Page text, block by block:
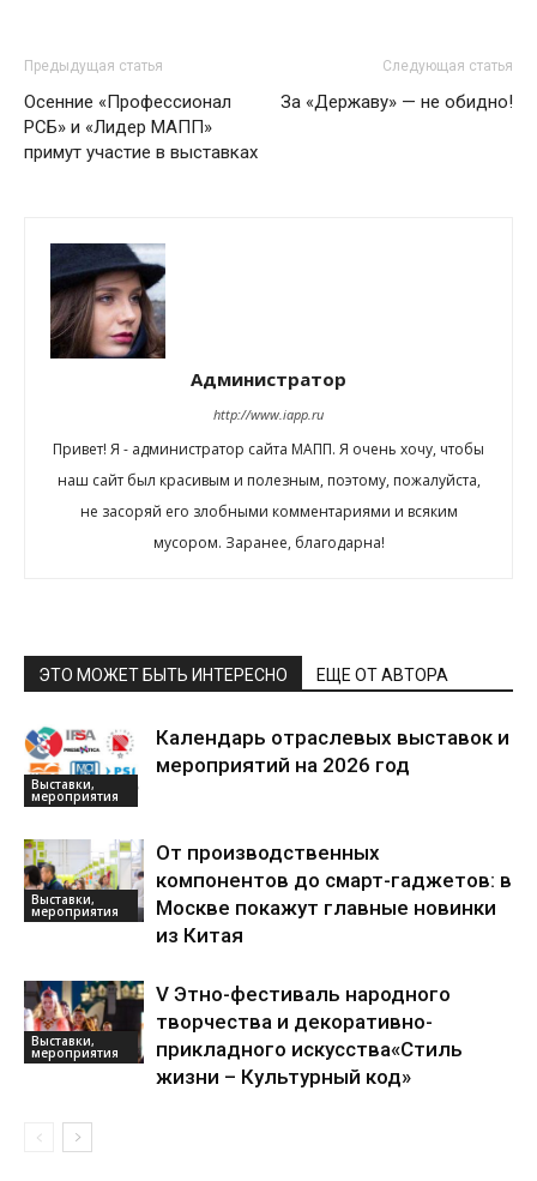
Предыдущая статья
Осенние «Профессионал
РСБ» и «Лидер МАПП»
примут участие в выставках
Следующая статья
За «Державу» — не обидно!
Администратор
http://www.iapp.ru
Привет! Я - администратор сайта МАПП. Я очень хочу, чтобы
наш сайт был красивым и полезным, поэтому, пожалуйста,
не засоряй его злобными комментариями и всяким
мусором. Заранее, благодарна!
ЭТО МОЖЕТ БЫТЬ ИНТЕРЕСНО ЕЩЕ ОТ АВТОРА
Выставки,
мероприятия
Календарь отраслевых выставок и
мероприятий на 2026 год
Выставки,
мероприятия
От производственных
компонентов до смарт-гаджетов: в
Москве покажут главные новинки
из Китая
Выставки,
мероприятия
V Этно-фестиваль народного
творчества и декоративно-
прикладного искусства«Стиль
жизни – Культурный код»